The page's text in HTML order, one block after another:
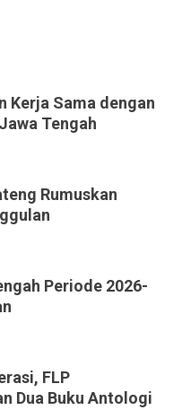
Kerja Sama dengan
Tengah
Rumuskan
Periode 2026-
FLP
Dua Buku Antologi